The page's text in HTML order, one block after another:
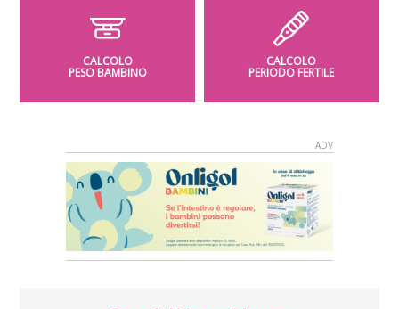
CALCOLO
PESO BAMBINO
CALCOLO
PERIODO FERTILE